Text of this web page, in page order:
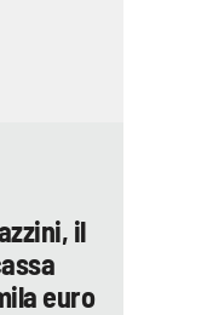
il
euro